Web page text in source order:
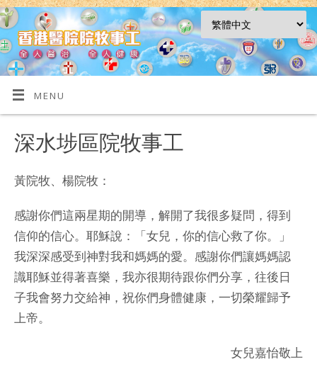
MENU
深水埗區院牧事工
黃院牧、楊院牧：
感謝你們這兩星期的開導，解開了我很多疑問，得到
信仰的信心。耶穌說：「女兒，你的信心救了你。」
我深深感受到神對我和媽媽的愛。感謝你們讓媽媽認
識耶穌並得著喜樂，我亦很期待跟你們分享，往後日
子我會努力交給神，祝你們身體健康，一切榮耀歸予
上帝。
女兒嘉怡敬上